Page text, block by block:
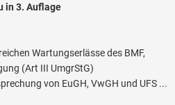
in 3. Auflage
Wartungserlässe des BMF,
(Art III UmgrStG)
von EuGH, VwGH und UFS ...